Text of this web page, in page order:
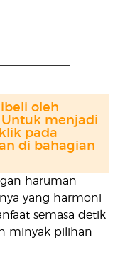
haruman
yang harmoni
semasa detik
minyak pilihan
oleh
Untuk menjadi
pada
di bahagian